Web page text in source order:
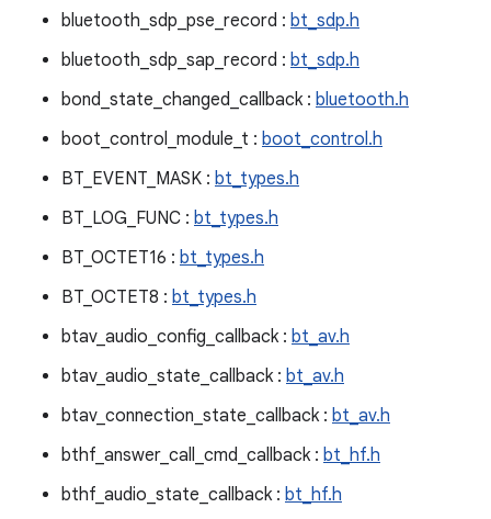
bluetooth_sdp_pse_record : bt_sdp.h
bluetooth_sdp_sap_record : bt_sdp.h
bond_state_changed_callback : bluetooth.h
boot_control_module_t : boot_control.h
BT_EVENT_MASK : bt_types.h
BT_LOG_FUNC : bt_types.h
BT_OCTET16 : bt_types.h
BT_OCTET8 : bt_types.h
btav_audio_config_callback : bt_av.h
btav_audio_state_callback : bt_av.h
btav_connection_state_callback : bt_av.h
bthf_answer_call_cmd_callback : bt_hf.h
bthf_audio_state_callback : bt_hf.h